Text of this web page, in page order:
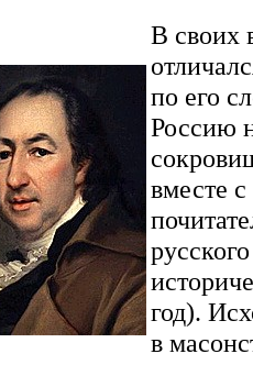
В своих
по его
Россию
вместе
год).
в